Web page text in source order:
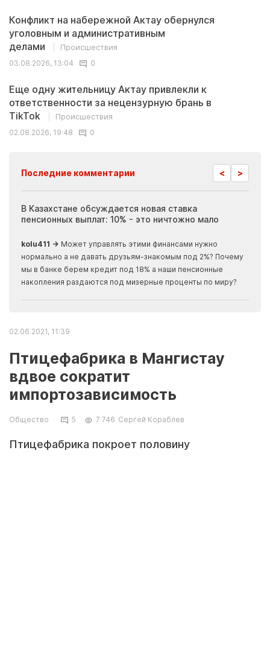
Конфликт на набережной Актау обернулся
уголовным и административным
делами
Происшествия
03.08.2026, 13:04
0
Еще одну жительницу Актау привлекли к
ответственности за нецензурную брань в
TikTok
Происшествия
02.08.2026, 19:48
0
Последние комментарии < >
В Казахстане обсуждается новая ставка
пенсионных выплат: 10% - это ничтожно мало
kolu411 → Может управлять этими финансами нужно
нормально а не давать друзьям-знакомым под 2%? Почему
мы в банке берем кредит под 18% а наши пенсионные
накопления раздаются под мизерные проценты по миру?
02.06.2021, 11:39
Птицефабрика в Мангистау
вдвое сократит
импортозависимость
Общество 5 7 746 Сергей Кораблев
Птицефабрика покроет половину